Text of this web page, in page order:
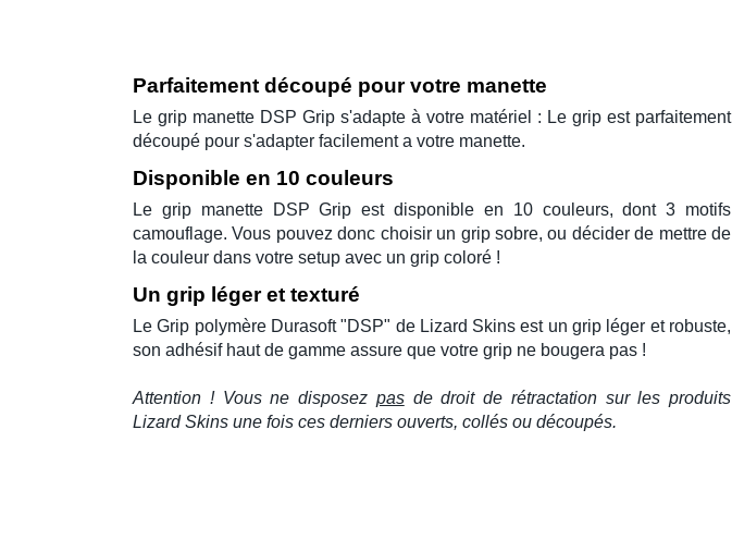
Parfaitement découpé pour votre manette
Le grip manette DSP Grip s'adapte à votre matériel : Le grip est parfaitement
découpé pour s'adapter facilement a votre manette.
Disponible en 10 couleurs
Le grip manette DSP Gripest disponible en 10 couleurs, dont 3 motifs
camouflage. Vous pouvez donc choisir un grip sobre, ou décider de mettre de
la couleur dans votre setup avec un grip coloré !
Un grip légeret texturé
Le Grip polymère Durasoft "DSP" de Lizard Skinsest un grip léger et robuste,
son adhésif haut de gamme assure que votre grip ne bougera pas !
Attention ! Vous ne disposez pasde droit de rétractation sur les produits
Lizard Skins une fois ces derniers ouverts, collés ou découpés.